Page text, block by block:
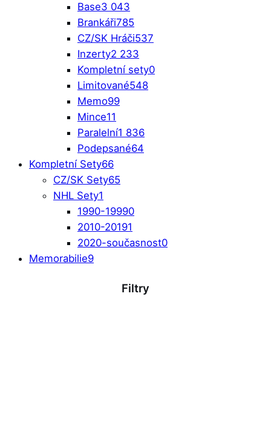
Base3 043
Brankáři785
CZ/SK Hráči537
Inzerty2 233
Kompletní sety0
Limitované548
Memo99
Mince11
Paralelní1 836
Podepsané64
Kompletní Sety66
CZ/SK Sety65
NHL Sety1
1990-19990
2010-20191
2020-současnost0
Memorabilie9
Filtry